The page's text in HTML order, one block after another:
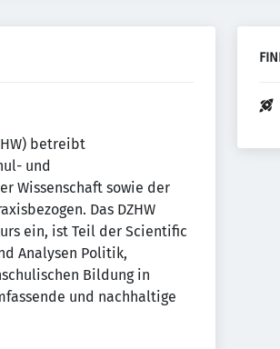
betreibt
und
Wissenschaft sowie der
Das DZHW
ein, ist Teil der Scientific
Analysen Politik,
Bildung in
und nachhaltige